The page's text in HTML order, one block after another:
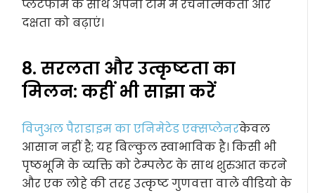
प्लेटफॉर्म के साथ अपनी टीम में रचनात्मकता और
दक्षता को बढ़ाएं।
8. सरलता और उत्कृष्टता का
मिलन: कहीं भी साझा करें
विजुअल पैराडाइम का एनिमेटेड एक्सप्लेनरकेवल
आसान नहीं है; यह बिल्कुल स्वाभाविक है। किसी भी
पृष्ठभूमि के व्यक्ति को टेम्पलेट के साथ शुरुआत करने
और एक लोहे की तरह उत्कृष्ट गुणवत्ता वाले वीडियो के